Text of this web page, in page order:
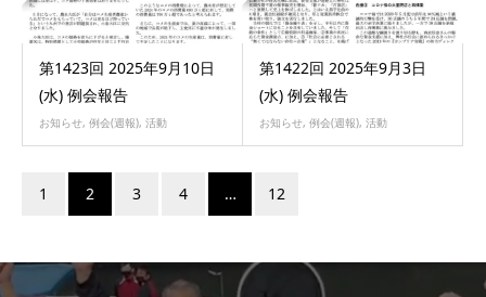
第1423回 2025年9月10日
(水) 例会報告
お知らせ, 例会(週報), 活動
第1422回 2025年9月3日
(水) 例会報告
お知らせ, 例会(週報), 活動
1 2 3 4 … 12